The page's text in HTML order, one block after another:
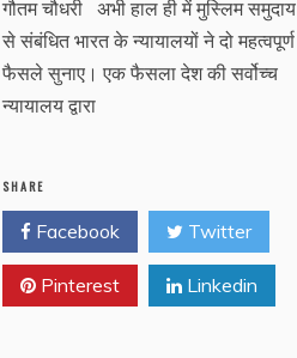
गौतम चौधरी अभी हाल ही में मुस्लिम समुदाय
से संबंधित भारत के न्यायालयों ने दो महत्वपूर्ण
फैसले सुनाए। एक फैसला देश की सर्वोच्च
न्यायालय द्वारा
SHARE
Facebook Twitter
Pinterest Linkedin